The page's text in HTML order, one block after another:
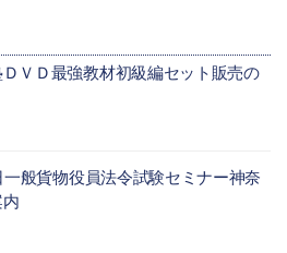
ＶＤ最強教材初級編セット販売の
一般貨物役員法令試験セミナー神奈